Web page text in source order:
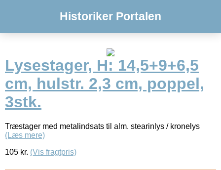
Historiker Portalen
Lysestager, H: 14,5+9+6,5
cm, hulstr. 2,3 cm, poppel,
3stk.
Træstager med metalindsats til alm. stearinlys / kronelys
(Læs mere)
105 kr. (Vis fragtpris)